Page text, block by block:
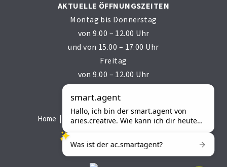
AKTUELLE ÖFFNUNGSZEITEN
Montag bis Donnerstag
von 9.00 – 12.00 Uhr
und von 15.00 – 17.00 Uhr
Freitag
von 9.00 – 12.00 Uhr
Home AGB Impressum Privacy Sitemap
MwSt.-Nr. 01433200217
smart.agent
Hallo, ich bin der smart.agent von
aries.creative. Wie kann ich dir heute
Was ist der ac.smartagent?